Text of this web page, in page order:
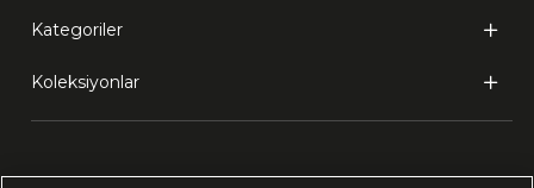
Kategoriler
Koleksiyonlar